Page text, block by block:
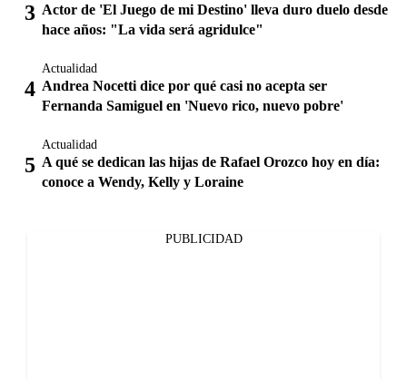
Actor de 'El Juego de mi Destino' lleva duro duelo desde
hace años: "La vida será agridulce"
Actualidad
Andrea Nocetti dice por qué casi no acepta ser
Fernanda Samiguel en 'Nuevo rico, nuevo pobre'
Actualidad
A qué se dedican las hijas de Rafael Orozco hoy en día:
conoce a Wendy, Kelly y Loraine
PUBLICIDAD